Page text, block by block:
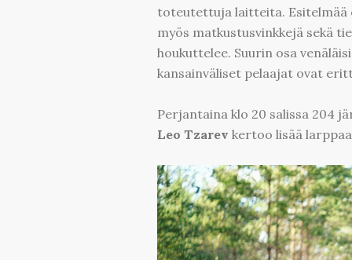
toteutettuja laitteita. Esitelmää
myös matkustusvinkkejä sekä
houkuttelee. Suurin osa
kansainväliset pelaajat ovat
Perjantaina klo 20 salissa 204
Leo Tzarev kertoo lisää